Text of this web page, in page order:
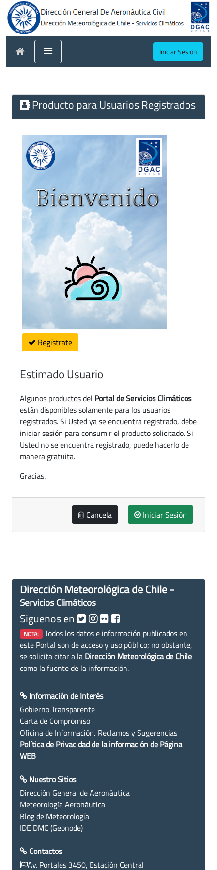
Iniciar Sesión
Producto para Usuarios Registrados
Regístrate
Estimado Usuario
Algunos productos del Portal de Servicios Climáticos
están disponibles solamente para los usuarios
registrados. Si Usted ya se encuentra registrado, debe
iniciar sesión para consumir el producto solicitado. Si
Usted no se encuentra registrado, puede hacerlo de
manera gratuita.
Gracias.
Cancela Iniciar Sesión
Dirección Meteorológica de Chile -
Servicios Climáticos
Siguenos en
NOTA: Todos los datos e información publicados en
este Portal son de acceso y uso público; no obstante,
se solicita citar a la Dirección Meteorológica de Chile
como la fuente de la información.
Información de Interés
Gobierno Transparente
Carta de Compromiso
Oficina de Información, Reclamos y Sugerencias
Política de Privacidad de la información de Página
WEB
Nuestro Sitios
Dirección General de Aeronáutica
Meteorología Aeronáutica
Blog de Meteorología
IDE DMC (Geonode)
Contactos
Av. Portales 3450, Estación Central